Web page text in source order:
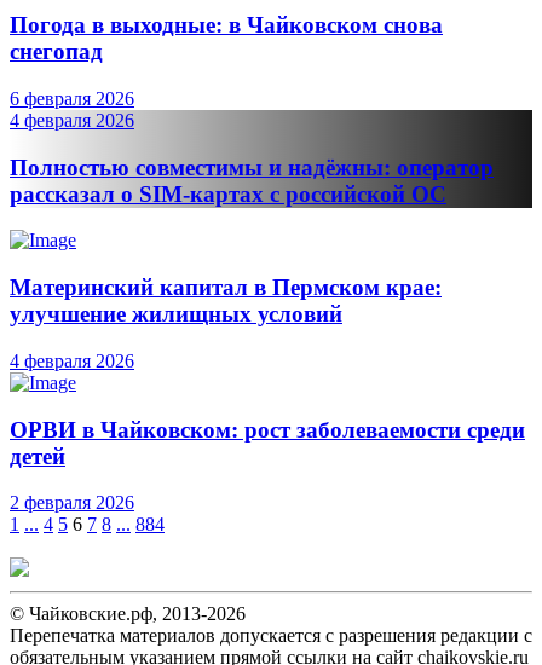
Погода в выходные: в Чайковском снова
снегопад
6 февраля 2026
4 февраля 2026
Полностью совместимы и надёжны: оператор
рассказал о SIM-картах с российской ОС
Материнский капитал в Пермском крае:
улучшение жилищных условий
4 февраля 2026
ОРВИ в Чайковском: рост заболеваемости среди
детей
2 февраля 2026
1 ... 4 5 6 7 8 ... 884
© Чайковские.рф, 2013-2026
Перепечатка материалов допускается с разрешения редакции с
обязательным указанием прямой ссылки на сайт chaikovskie.ru